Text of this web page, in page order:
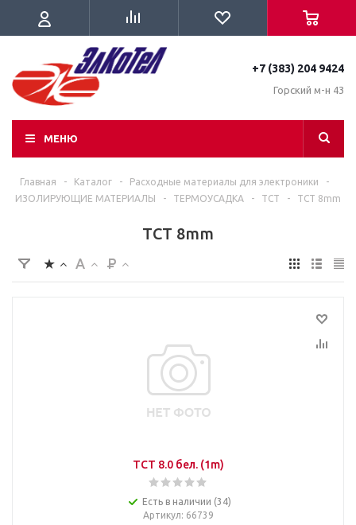
+7 (383) 204 9424
Горский м-н 43
МЕНЮ
Главная - Каталог - Расходные материалы для электроники
-
ИЗОЛИРУЮЩИЕ МАТЕРИАЛЫ
- ТЕРМОУСАДКА - TCT - TCT 8mm
TCT 8mm
TCT 8.0 бел. (1m)
Есть в наличии (34)
Артикул: 66739